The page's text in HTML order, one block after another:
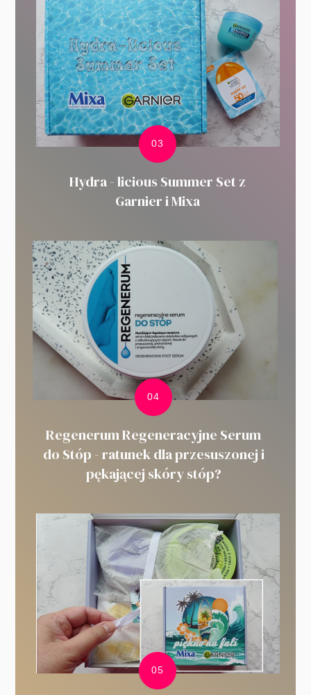
Hydra - licious Summer Set z
Garnier i Mixa
Regenerum Regeneracyjne Serum
do Stóp - ratunek dla przesuszonej i
pękającej skóry stóp?